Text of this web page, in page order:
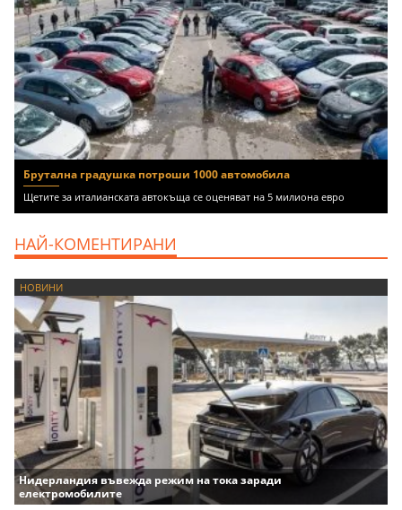
Брутална градушка потроши 1000 автомобила
Щетите за италианската автокъща се оценяват на 5 милиона евро
НАЙ-КОМЕНТИРАНИ
НОВИНИ
Нидерландия въвежда режим на тока заради
електромобилите